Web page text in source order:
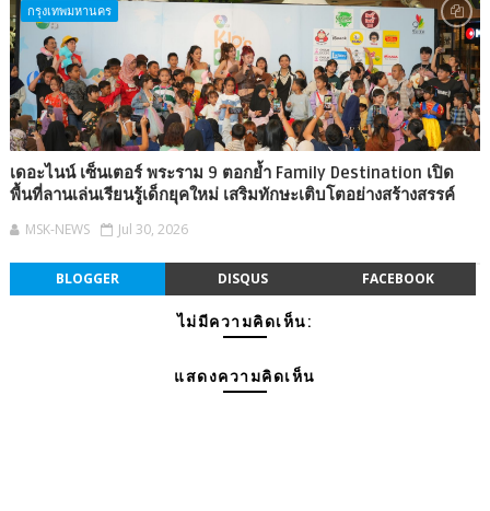
กรุงเทพมหานคร
เดอะไนน์ เซ็นเตอร์ พระราม 9 ตอกย้ำ Family Destination เปิด
พื้นที่ลานเล่นเรียนรู้เด็กยุคใหม่ เสริมทักษะเติบโตอย่างสร้างสรรค์
MSK-NEWS Jul 30, 2026
BLOGGER DISQUS FACEBOOK
ไม่มีความคิดเห็น:
แสดงความคิดเห็น